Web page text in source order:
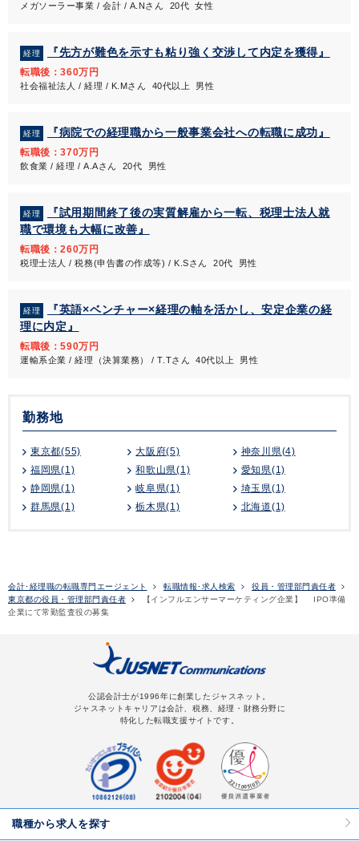
メガソーラー事業 / 会計 / A.Nさん 20代 女性
経理 『先方が難色を示すも粘り強く交渉して内定を獲得』
転職後：360万円
社会福祉法人 / 経理 / K.Mさん 40代以上 男性
経理 『病院での経理職から一般事業会社への転職に成功』
転職後：370万円
飲食業 / 経理 / A.Aさん 20代 男性
経理
『試用期間終了後の実質解雇から一転、税理士法人就
職で環境も大幅に改善』
転職後：260万円
税理士法人 / 税務(申告書の作成等) / K.Sさん 20代 男性
経理
『英語×ベンチャー×経理の軸を活かし、安定企業の経
理に内定』
転職後：590万円
運輸系企業 / 経理（決算業務） / T.Tさん 40代以上 男性
勤務地
東京都(55) 大阪府(5)
神奈川県(4)
福岡県(1)
和歌山県(1)
愛知県(1)
静岡県(1)
岐阜県(1)
埼玉県(1)
群馬県(1)
栃木県(1) 北海道(1)
会計･経理職の転職専門エージェント 転職情報･求人検索
役員・管理部門責任者
東京都の役員・管理部門責任者
【インフルエンサーマーケティング企業】 IPO準備
企業にて常勤監査役の募集
公認会計士が1996年に創業したジャスネット。
ジャスネットキャリアは会計、税務、経理・財務分野に
特化した転職支援サイトです。
職種から求人を探す